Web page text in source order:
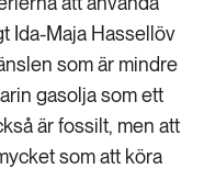
Ida-Maja Hassellöv
som är mindre
gasolja som ett
är fossilt, men att
som att köra